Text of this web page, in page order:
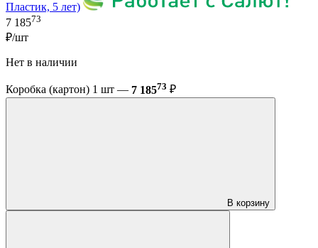
Пластик, 5 лет)
7 18573
₽/шт
Нет в наличии
Коробка (картон) 1 шт — 7 18573 ₽
В корзину